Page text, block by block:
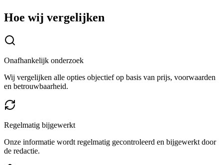
Hoe wij vergelijken
Onafhankelijk onderzoek
Wij vergelijken alle opties objectief op basis van prijs, voorwaarden
en betrouwbaarheid.
Regelmatig bijgewerkt
Onze informatie wordt regelmatig gecontroleerd en bijgewerkt door
de redactie.